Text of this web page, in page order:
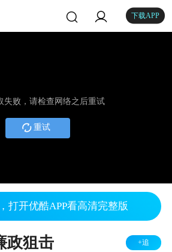
下载APP
失败，请检查网络之后重试
重试
打开优酷APP看高清完整版
政狙击 +追